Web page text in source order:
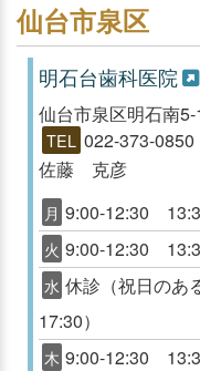
仙台市泉区
明石台歯科医院
仙台市泉区明石南5-
TEL 022-373-0850
佐藤 克彦
月 9:00-12:30
火 9:00-12:30
水 休診（祝日の
17:30）
木 9:00-12:30